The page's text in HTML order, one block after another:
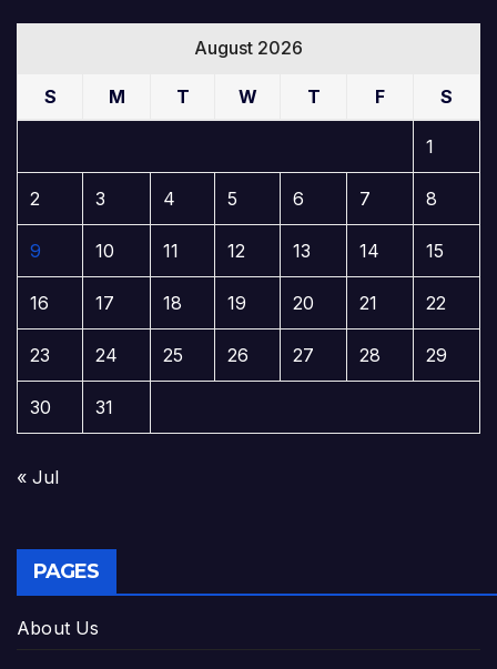
August 2026
S M T W T F S
1
2 3 4 5 6 7 8
9 10 11 12 13 14 15
16 17 18 19 20 21 22
23 24 25 26 27 28 29
30 31
« Jul
PAGES
About Us